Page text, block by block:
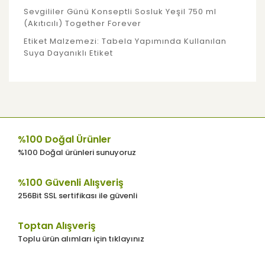
Sevgililer Günü Konseptli Sosluk Yeşil 750 ml
(Akıtıcılı) Together Forever
Etiket Malzemezi: Tabela Yapımında Kullanılan
Suya Dayanıklı Etiket
Görüş ve önerileriniz için teşekkür ederiz.
Ürün resmi kalitesiz, bozuk veya
Ürün açıklamasında eksik bilgiler
bulunuyor.
Ürün fiyatı diğer sitelerden daha pahalı.
Bu ürüne benzer farklı alternatifler olmalı.
%100 Doğal Ürünler
%100 Doğal ürünleri sunuyoruz
%100 Güvenli Alışveriş
256Bit SSL sertifikası ile güvenli
Toptan Alışveriş
Toplu ürün alımları için tıklayınız